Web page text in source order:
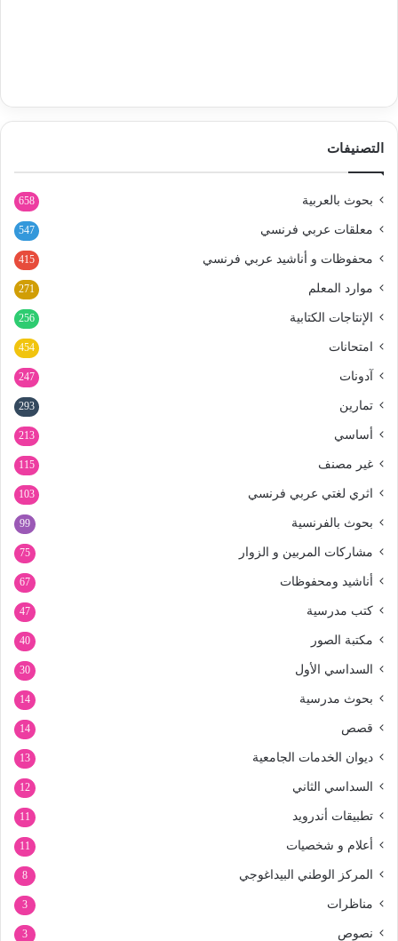
التصنيفات
بحوث بالعربية 658
معلقات عربي فرنسي 547
محفوظات و أناشيد عربي فرنسي 415
موارد المعلم 271
الإنتاجات الكتابية 256
امتحانات 454
آدونات 247
تمارين 293
أساسي 213
غير مصنف 115
اثري لغتي عربي فرنسي 103
بحوث بالفرنسية 99
مشاركات المربين و الزوار 75
أناشيد ومحفوظات 67
كتب مدرسية 47
مكتبة الصور 40
السداسي الأول 30
بحوث مدرسية 14
قصص 14
ديوان الخدمات الجامعية 13
السداسي الثاني 12
تطبيقات أندرويد 11
أعلام و شخصيات 11
المركز الوطني البيداغوجي 8
مناظرات 3
نصوص 3